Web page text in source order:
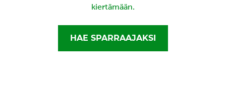
kiertämään.
HAE SPARRAAJAKSI